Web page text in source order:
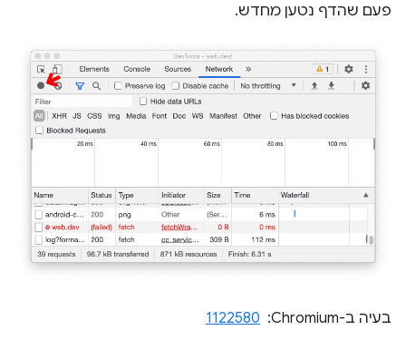
פעם שהדף נטען מחדש.
בעיה ב-Chromium: ‏ 1122580